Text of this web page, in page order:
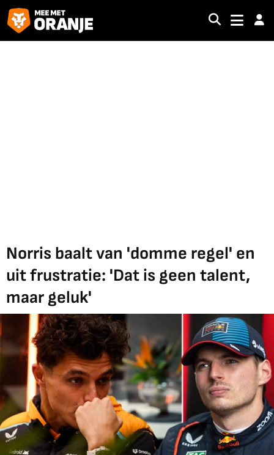
Norris baalt van 'domme regel' en
uit frustratie: 'Dat is geen talent,
maar geluk'